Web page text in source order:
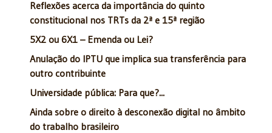
Reflexões acerca da importância do quinto
constitucional nos TRTs da 2ª e 15ª região
5X2 ou 6X1 – Emenda ou Lei?
Anulação do IPTU que implica sua transferência para
outro contribuinte
Universidade pública: Para que?...
Ainda sobre o direito à desconexão digital no âmbito
do trabalho brasileiro